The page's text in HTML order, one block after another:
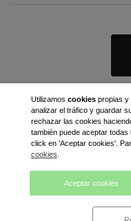
08520
Utilizamos cookiespropias y
analizar el tráfico y guardar
rechazar las cookies
también puede aceptar
click en 'Aceptar cookies'.
cookies
Aceptar cookies